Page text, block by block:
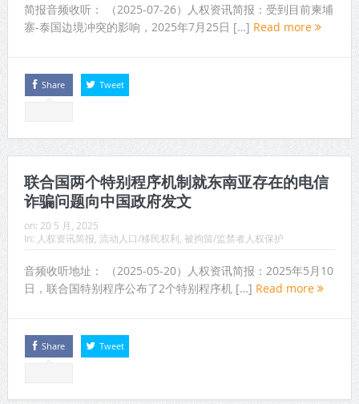
简报音频收听： （2025-07-26）人权资讯简报：受到目前柬埔
寨-泰国边境冲突的影响，2025年7月25日 […] Read more
Share Tweet
联合国两个特别程序机制就东南亚存在的电信
诈骗问题向中国政府发文
on: 20 5 月, 2025
In: 人权资讯简报 流动人口/移民权利 被拘留/监禁者人权保护
音频收听地址： （2025-05-20）人权资讯简报：2025年5月10
日，联合国特别程序公布了2个特别程序机 […] Read more
Share Tweet